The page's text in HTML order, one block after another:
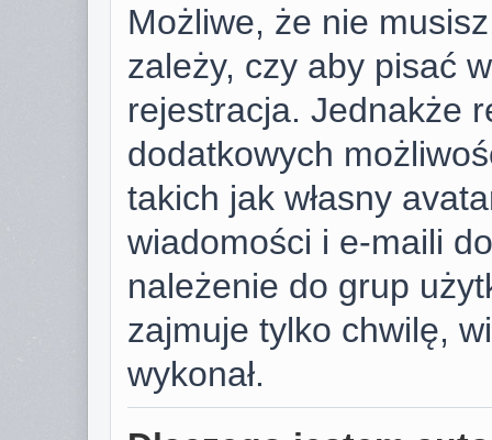
Możliwe, że nie
zależy, czy aby pisać
rejestracja. Jednakże
dodatkowych
takich jak własny
wiadomości i e-maili
należenie do grup
zajmuje tylko chwilę,
wykonał.